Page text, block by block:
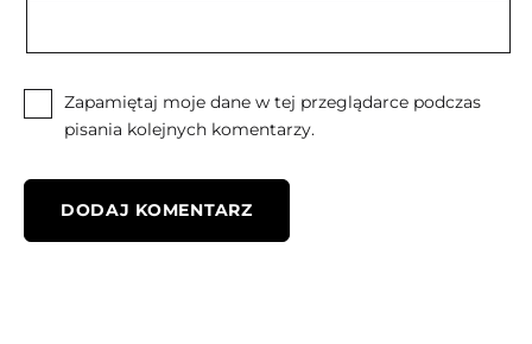
Zapamiętaj moje dane w tej przeglądarce podczas
pisania kolejnych komentarzy.